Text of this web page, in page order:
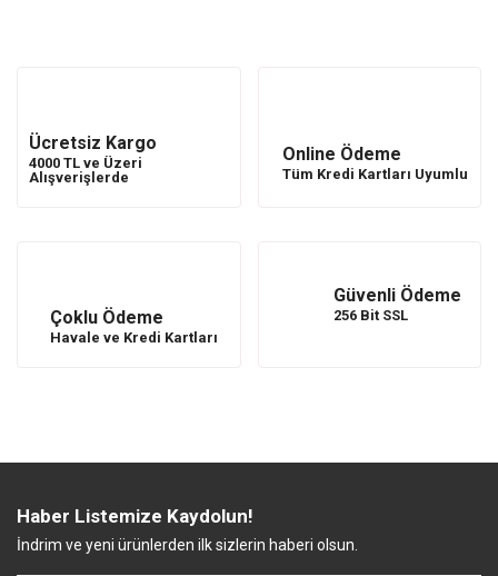
Ücretsiz Kargo
4000 TL ve Üzeri
Alışverişlerde
Online Ödeme
Tüm Kredi Kartları Uyumlu
Çoklu Ödeme
Havale ve Kredi Kartları
Güvenli Ödeme
256 Bit SSL
Haber Listemize Kaydolun!
İndrim ve yeni ürünlerden ilk sizlerin haberi olsun.